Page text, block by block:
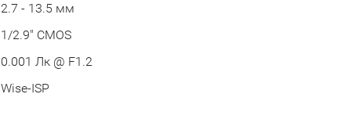
2.7 - 13.5 мм
1/2.9" CMOS
0.001 Лк @ F1.2
Wise-ISP